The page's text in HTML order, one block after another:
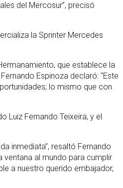
del Mercosur”, precisó
la Sprinter Mercedes
que establece la
Espinoza declaró: “Este
lo mismo que con
Luiz Fernando Teixeira, y el
inmediata”, resaltó Fernando
ventana al mundo para cumplir
a nuestro querido embajador,